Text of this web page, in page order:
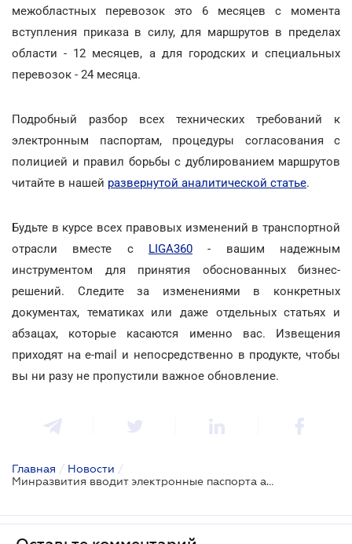
межобластных перевозок это 6 месяцев с момента
вступления приказа в силу, для маршрутов в пределах
области - 12 месяцев, а для городских и специальных
перевозок - 24 месяца.
Подробный разбор всех технических требований к
электронным паспортам, процедуры согласования с
полицией и правил борьбы с дублированием маршрутов
читайте в нашей развернутой аналитической статье.
Будьте в курсе всех правовых изменений в транспортной
отрасли вместе с LIGA360 - вашим надежным
инструментом для принятия обоснованных бизнес-
решений. Следите за изменениями в конкретных
документах, тематиках или даже отдельных статьях и
абзацах, которые касаются именно вас. Извещения
приходят на e-mail и непосредственно в продукте, чтобы
вы ни разу не пропустили важное обновление.
Главная / Новости /
Минразвития вводит электронные паспорта автобусных маршрутов: что нужно знать перевозчикам